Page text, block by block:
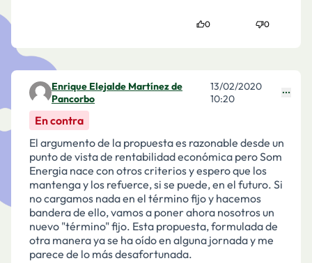
0 0
Comentari 1836
Enrique Elejalde Martínez de
Pancorbo
13/02/2020
10:20
En contra
El argumento de la propuesta es razonable desde un
punto de vista de rentabilidad económica pero Som
Energia nace con otros criterios y espero que los
mantenga y los refuerce, si se puede, en el futuro. Si
no cargamos nada en el término fijo y hacemos
bandera de ello, vamos a poner ahora nosotros un
nuevo "término" fijo. Esta propuesta, formulada de
otra manera ya se ha oído en alguna jornada y me
parece de lo más desafortunada.